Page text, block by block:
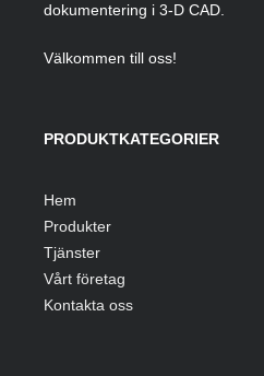
dokumentering i 3-D CAD.
Välkommen till oss!
PRODUKTKATEGORIER
Hem
Produkter
Tjänster
Vårt företag
Kontakta oss